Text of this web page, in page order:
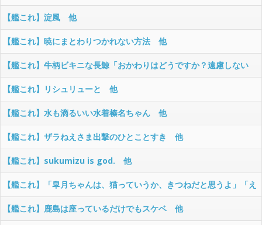
えんさせる ゴーストオブツシマチャン 他
【艦これ】淀風 他
【艦これ】暁にまとわりつかれない方法 他
【艦これ】牛柄ビキニな長鯨「おかわりはどうですか？遠慮しない
で。ほら！」 他
【艦これ】リシュリューと 他
【艦これ】水も滴るいい水着榛名ちゃん 他
【艦これ】ザラねえさま出撃のひとことすき 他
【艦これ】sukumizu is god. 他
【艦これ】「皐月ちゃんは、猫っていうか、きつねだと思うよ」「え
っ」 他
【艦これ】鹿島は座っているだけでもスケベ 他